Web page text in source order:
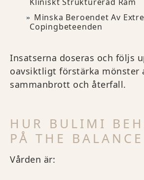
Minska Beroendet Av
Copingbeteenden
Insatserna doseras och följs
oavsiktligt förstärka mönster
sammanbrott och återfall.
HUR BULIMI
PÅ THE BALANCE
Vården är: